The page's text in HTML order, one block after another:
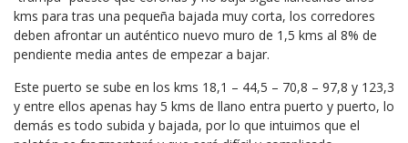
kms para tras una pequeña bajada muy corta, los corredores
deben afrontar un auténtico nuevo muro de 1,5 kms al 8% de
pendiente media antes de empezar a bajar.
Este puerto se sube en los kms 18,1 – 44,5 – 70,8 – 97,8 y 123,3
y entre ellos apenas hay 5 kms de llano entra puerto y puerto, lo
demás es todo subida y bajada, por lo que intuimos que el